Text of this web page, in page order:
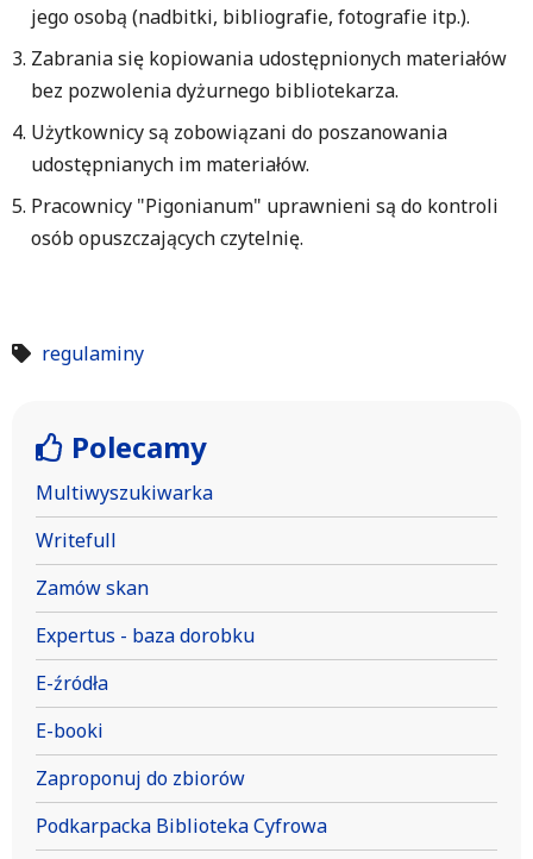
jego osobą (nadbitki, bibliografie, fotografie itp.).
Zabrania się kopiowania udostępnionych materiałów
bez pozwolenia dyżurnego bibliotekarza.
Użytkownicy są zobowiązani do poszanowania
udostępnianych im materiałów.
Pracownicy "Pigonianum" uprawnieni są do kontroli
osób opuszczających czytelnię.
regulaminy
Polecamy
Multiwyszukiwarka
Writefull
Zamów skan
Expertus - baza dorobku
E-źródła
E-booki
Zaproponuj do zbiorów
Podkarpacka Biblioteka Cyfrowa